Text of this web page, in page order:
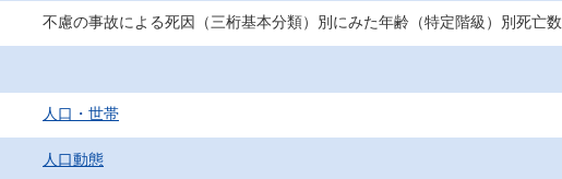
不慮の事故による死因（三桁基本分類）別にみた年齢（特定階級）別死亡数
人口・世帯
人口動態